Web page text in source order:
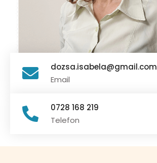
dozsa.isabela@gmail.com
Email
0728 168 219
Telefon